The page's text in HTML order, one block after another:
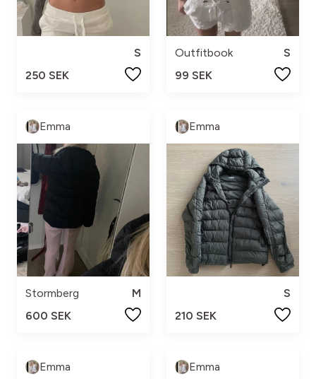
S
250 SEK
Outfitbook
S
99 SEK
Emma
Stormberg
M
600 SEK
Emma
S
210 SEK
Emma Emma